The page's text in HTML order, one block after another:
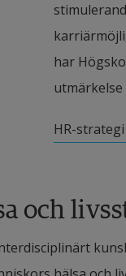
har
utmärkelse
HR-
och